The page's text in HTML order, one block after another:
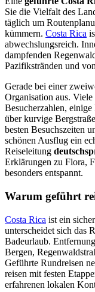
Sie die Vielfalt des
täglich um
kümmern. Costa Rica
abwechslungsreich.
dampfenden
Pazifikstränden und
Gerade bei einer
Organisation aus.
Besucherzahlen,
über kurvige
besten Besuchszeiten
schönen Ausflug ein
Reiseleitung
Erklärungen zu Flora,
besonders entspannt.
Warum geführt
Costa Rica ist ein
unterscheidet sich das
Badeurlaub.
Bergen,
Geführte Rundreisen
reisen mit festen
erfahrenen lokalen